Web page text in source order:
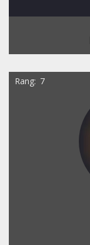
Rang 7